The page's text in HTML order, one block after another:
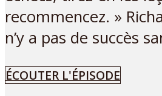
recommencez. »
n’y a pas de succès
ÉCOUTER L'ÉPISODE